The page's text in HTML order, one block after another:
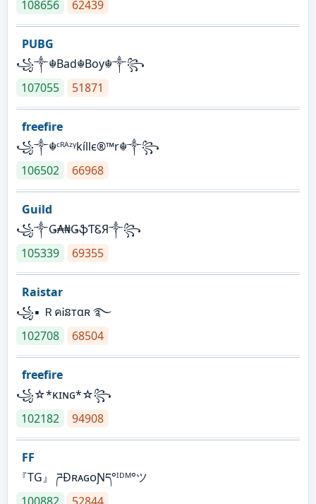
108656
62439
PUBG
꧁༒☬Bad☬Boy☬༒꧂
107055
51871
freefire
꧁༒☬ᶜᴿᴬᶻᵞkíllє®™r☬༒꧂
106502
66968
Guild
꧁༒Ǥ₳₦ǤֆƬᏋЯ༒꧂
105339
69355
Raistar
꧁▪ ＲคᎥនтαʀ ࿐
102708
68504
freefire
꧁☆*κɪɴɢ*☆꧂
102182
94908
FF
『TG』 ཌĐʀᴀɢᴏƝད°ᴵᴰᴹ°ツ